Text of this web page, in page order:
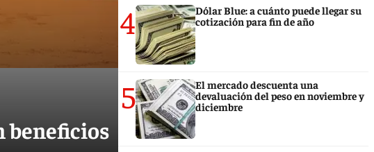
beneficios
4
Dólar Blue: a cuánto puede llegar su
cotización para fin de año
5
El mercado descuenta una
devaluación del peso en noviembre y
diciembre